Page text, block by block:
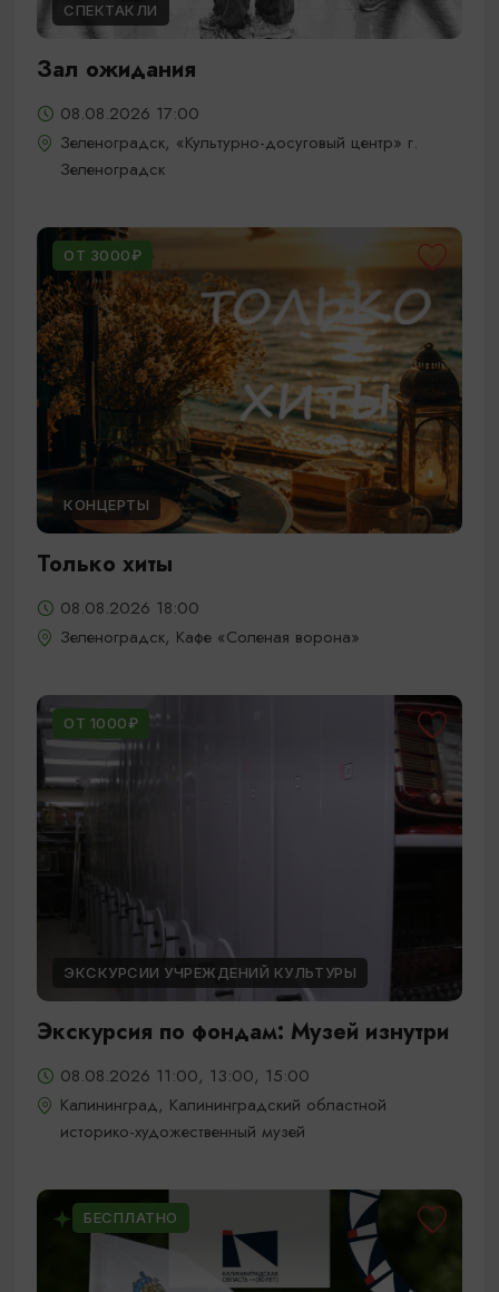
СПЕКТАКЛИ
Зал ожидания
08.08.2026 17:00
Зеленоградск, «Культурно-досуговый центр» г.
Зеленоградск
ОТ 3000₽
КОНЦЕРТЫ
Только хиты
08.08.2026 18:00
Зеленоградск, Кафе «Соленая ворона»
ОТ 1000₽
ЭКСКУРСИИ УЧРЕЖДЕНИЙ КУЛЬТУРЫ
Экскурсия по фондам: Музей изнутри
08.08.2026 11:00, 13:00, 15:00
Калининград, Калининградский областной
историко-художественный музей
БЕСПЛАТНО